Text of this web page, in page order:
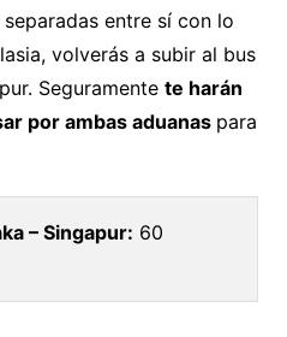
entre sí con lo
volverás a subir al bus
Seguramente te harán
por ambas aduanas para
– Singapur: 60